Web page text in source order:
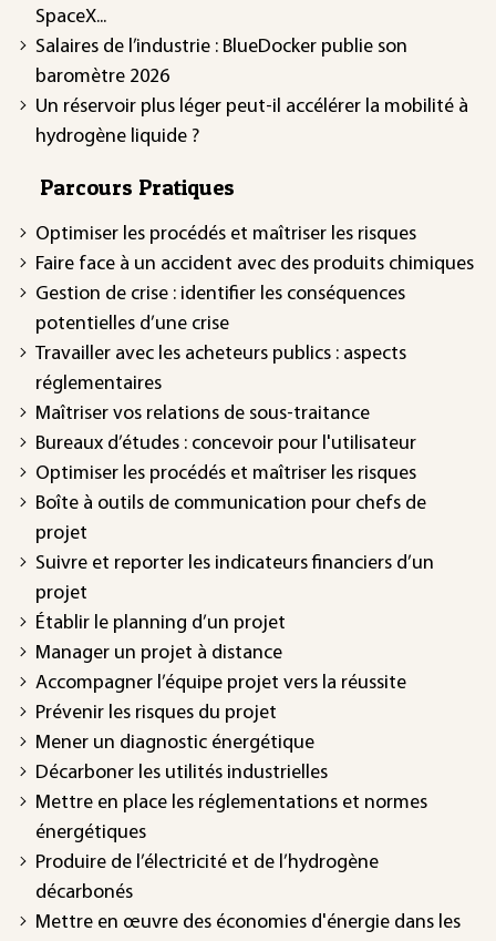
SpaceX...
Salaires de l’industrie : BlueDocker publie son
baromètre 2026
Un réservoir plus léger peut-il accélérer la mobilité à
hydrogène liquide ?
Parcours Pratiques
Optimiser les procédés et maîtriser les risques
Faire face à un accident avec des produits chimiques
Gestion de crise : identifier les conséquences
potentielles d’une crise
Travailler avec les acheteurs publics : aspects
réglementaires
Maîtriser vos relations de sous-traitance
Bureaux d’études : concevoir pour l'utilisateur
Optimiser les procédés et maîtriser les risques
Boîte à outils de communication pour chefs de
projet
Suivre et reporter les indicateurs financiers d’un
projet
Établir le planning d’un projet
Manager un projet à distance
Accompagner l’équipe projet vers la réussite
Prévenir les risques du projet
Mener un diagnostic énergétique
Décarboner les utilités industrielles
Mettre en place les réglementations et normes
énergétiques
Produire de l’électricité et de l’hydrogène
décarbonés
Mettre en œuvre des économies d'énergie dans les